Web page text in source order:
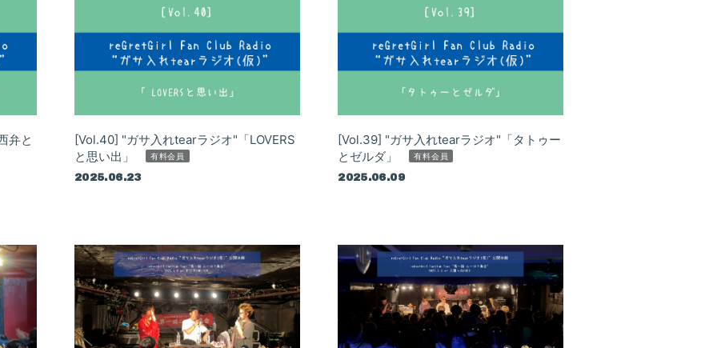
会員登録 ログイン
弁と
[Vol.40] "ガサ入れtearラジオ"「LOVERS
と思い出」
有料会員
2025.06.23
[Vol.39] "ガサ入れtearラジオ"「タトゥー
とゼルダ」
有料会員
2025.06.09